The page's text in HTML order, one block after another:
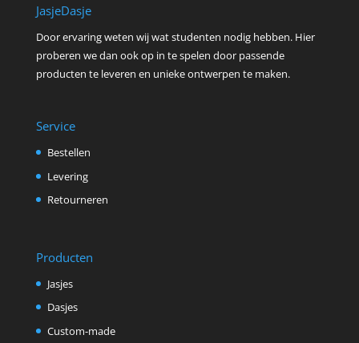
JasjeDasje
Door ervaring weten wij wat studenten nodig hebben. Hier
proberen we dan ook op in te spelen door passende
producten te leveren en unieke ontwerpen te maken.
Service
Bestellen
Levering
Retourneren
Producten
Jasjes
Dasjes
Custom-made